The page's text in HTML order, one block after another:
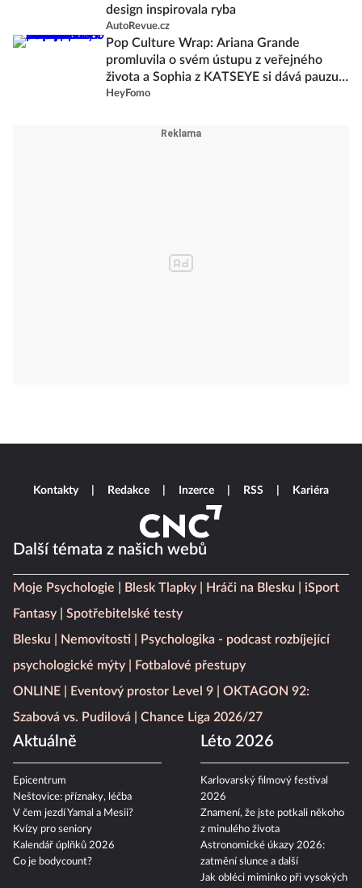
design inspirovala ryba
AutoRevue.cz
Pop Culture Wrap: Ariana Grande
promluvila o svém ústupu z veřejného
života a Sophia z KATSEYE si dává pauzu
od skupiny
HeyFomo
Další témata z našich webů
Moje Psychologie Blesk Tlapky Hráči na Blesku
iSport
Fantasy
Spotřebitelské testy
Blesku
Nemovitosti
Psychologika - podcast rozbíjející
psychologické mýty
Fotbalové přestupy
ONLINE
Eventový prostor Level 9
OKTAGON 92:
Szabová vs. Pudilová
Chance Liga 2026/27
Aktuálně
Epicentrum
Neštovice: příznaky, léčba
V čem jezdí Yamal a Mesii?
Kvízy pro seniory
Kalendář úplňků 2026
Co je bodycount?
Léto 2026
Karlovarský filmový festival
2026
Znamení, že jste potkali někoho
z minulého života
Astronomické úkazy 2026:
zatmění slunce a další
Jak obléci miminko při vysokých
Kontakty Redakce Inzerce RSS Kariéra